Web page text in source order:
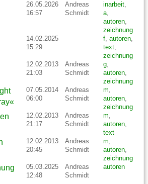
26.05.2026
16:57
Andreas
Schmidt
inarbeit,
a,
autoren,
zeichnung
14.02.2025
15:29
f, autoren,
text,
zeichnung
12.02.2013
21:03
Andreas
Schmidt
g,
autoren,
zeichnung
07.05.2014
06:00
Andreas
Schmidt
m,
autoren,
zeichnung
12.02.2013
21:17
Andreas
Schmidt
m,
autoren,
text
12.02.2013
20:45
Andreas
Schmidt
m,
autoren,
zeichnung
05.03.2025
12:48
Andreas
Schmidt
autoren